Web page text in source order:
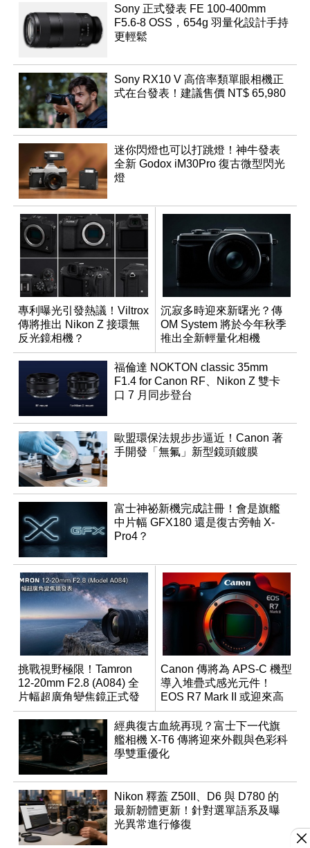
Sony 正式發表 FE 100-400mm
F5.6-8 OSS，654g 羽量化設計手持
更輕鬆
Sony RX10 V 高倍率類單眼相機正
式在台發表！建議售價 NT$ 65,980
迷你閃燈也可以打跳燈！神牛發表
全新 Godox iM30Pro 復古微型閃光
燈
專利曝光引發熱議！Viltrox
傳將推出 Nikon Z 接環無
反光鏡相機？
沉寂多時迎來新曙光？傳
OM System 將於今年秋季
推出全新輕量化相機
福倫達 NOKTON classic 35mm
F1.4 for Canon RF、Nikon Z 雙卡
口 7 月同步登台
歐盟環保法規步步逼近！Canon 著
手開發「無氟」新型鏡頭鍍膜
富士神祕新機完成註冊！會是旗艦
中片幅 GFX180 還是復古旁軸 X-
Pro4？
挑戰視野極限！Tamron
12-20mm F2.8 (A084) 全
片幅超廣角變焦鏡正式發
表
Canon 傳將為 APS-C 機型
導入堆疊式感光元件！
EOS R7 Mark II 或迎來高
速讀出升級
經典復古血統再現？富士下一代旗
艦相機 X-T6 傳將迎來外觀與色彩科
學雙重優化
Nikon 釋蓋 Z50II、D6 與 D780 的
最新韌體更新！針對選單語系及曝
光異常進行修復